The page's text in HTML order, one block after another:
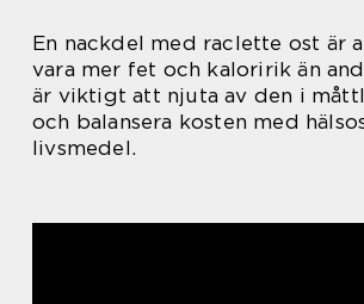
En nackdel med raclette ost är
vara mer fet och kaloririk än
är viktigt att njuta av den i
och balansera kosten med
livsmedel.